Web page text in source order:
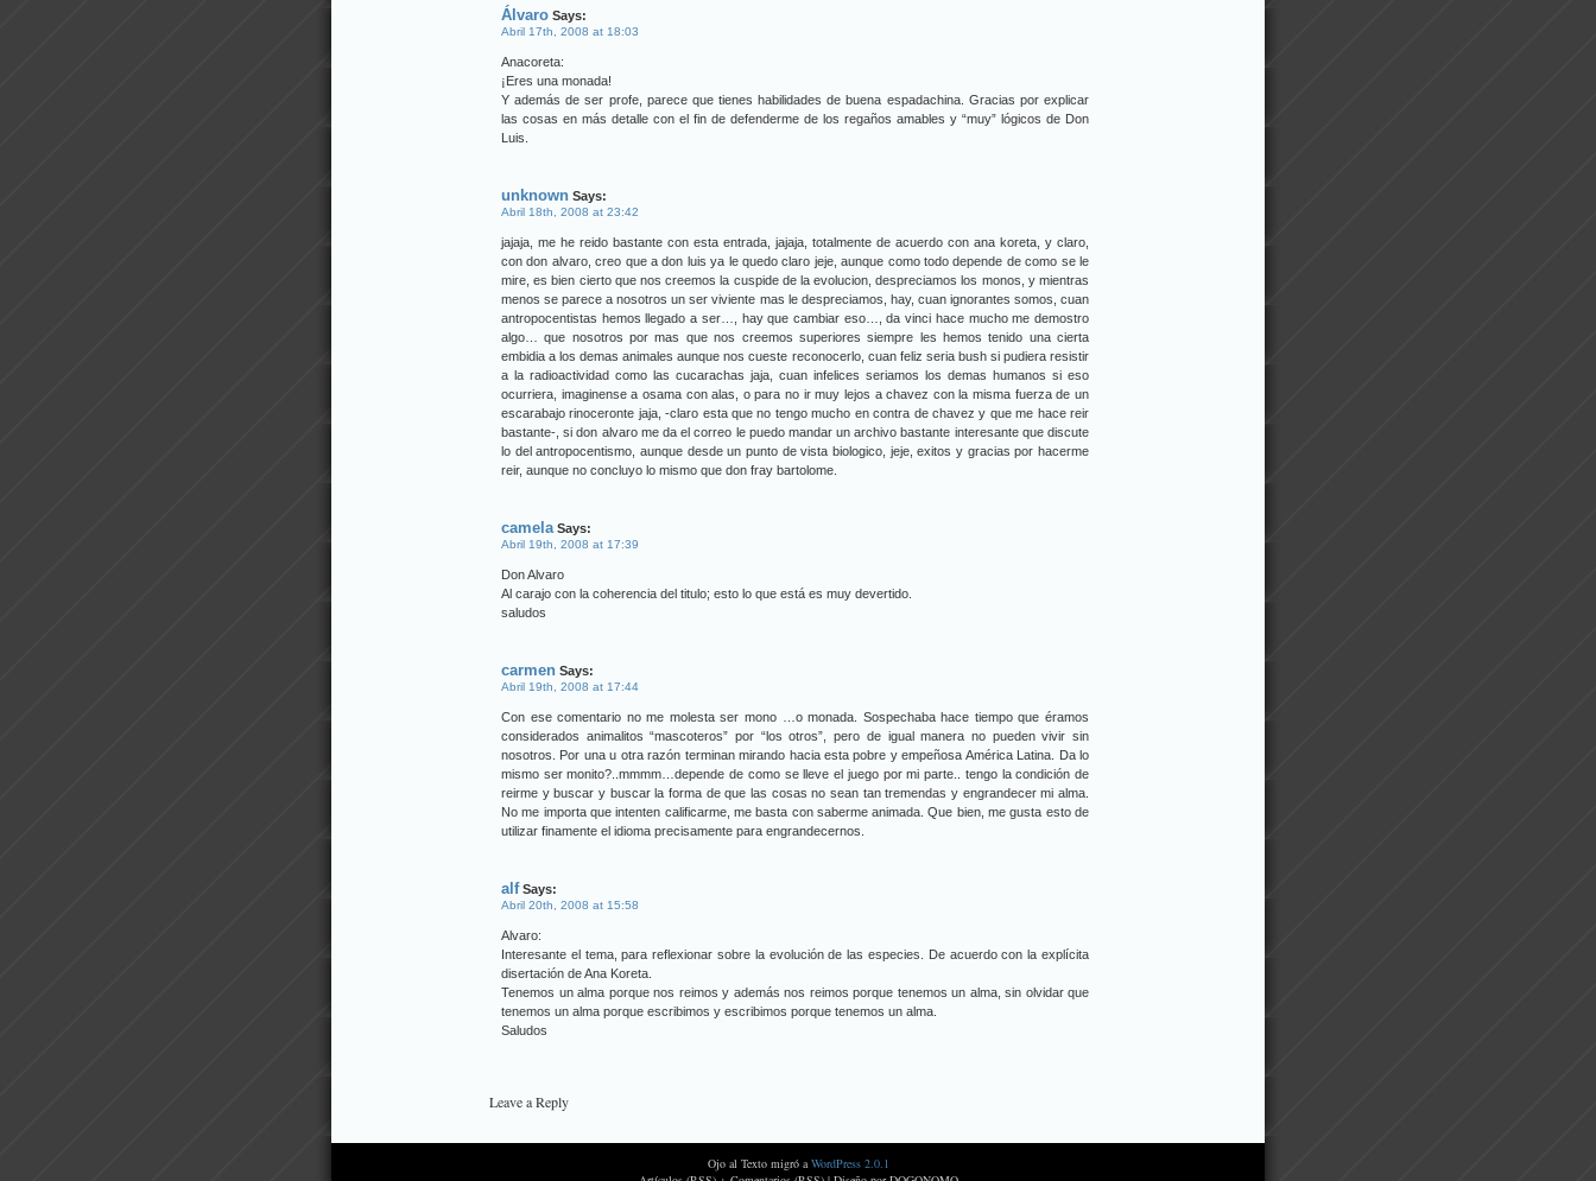
Álvaro Says:
Abril 17th, 2008 at 18:03
Anacoreta:
¡Eres una monada!
Y además de ser profe, parece que tienes habilidades de buena espadachina. Gracias por explicar
las cosas en más detalle con el fin de defenderme de los regaños amables y “muy” lógicos de Don
Luis.
unknown Says:
Abril 18th, 2008 at 23:42
jajaja, me he reido bastante con esta entrada, jajaja, totalmente de acuerdo con ana koreta, y claro,
con don alvaro, creo que a don luis ya le quedo claro jeje, aunque como todo depende de como se le
mire, es bien cierto que nos creemos la cuspide de la evolucion, despreciamos los monos, y mientras
menos se parece a nosotros un ser viviente mas le despreciamos, hay, cuan ignorantes somos, cuan
antropocentistas hemos llegado a ser…, hay que cambiar eso…, da vinci hace mucho me demostro
algo… que nosotros por mas que nos creemos superiores siempre les hemos tenido una cierta
embidia a los demas animales aunque nos cueste reconocerlo, cuan feliz seria bush si pudiera resistir
a la radioactividad como las cucarachas jaja, cuan infelices seriamos los demas humanos si eso
ocurriera, imaginense a osama con alas, o para no ir muy lejos a chavez con la misma fuerza de un
escarabajo rinoceronte jaja, -claro esta que no tengo mucho en contra de chavez y que me hace reir
bastante-, si don alvaro me da el correo le puedo mandar un archivo bastante interesante que discute
lo del antropocentismo, aunque desde un punto de vista biologico, jeje, exitos y gracias por hacerme
reir, aunque no concluyo lo mismo que don fray bartolome.
camela Says:
Abril 19th, 2008 at 17:39
Don Alvaro
Al carajo con la coherencia del titulo; esto lo que está es muy devertido.
saludos
carmen Says:
Abril 19th, 2008 at 17:44
Con ese comentario no me molesta ser mono …o monada. Sospechaba hace tiempo que éramos
considerados animalitos “mascoteros” por “los otros”, pero de igual manera no pueden vivir sin
nosotros. Por una u otra razón terminan mirando hacia esta pobre y empeñosa América Latina. Da lo
mismo ser monito?..mmmm…depende de como se lleve el juego por mi parte.. tengo la condición de
reirme y buscar y buscar la forma de que las cosas no sean tan tremendas y engrandecer mi alma.
No me importa que intenten calificarme, me basta con saberme animada. Que bien, me gusta esto de
utilizar finamente el idioma precisamente para engrandecernos.
alfSays:
Abril 20th, 2008 at 15:58
Alvaro:
Interesante el tema, para reflexionar sobre la evolución de las especies. De acuerdo con la explícita
disertación de Ana Koreta.
Tenemos un alma porque nos reimos y además nos reimos porque tenemos un alma, sin olvidar que
tenemos un alma porque escribimos y escribimos porque tenemos un alma.
Saludos
Leave a Reply
Ojo al Texto migró aWordPress 2.0.1